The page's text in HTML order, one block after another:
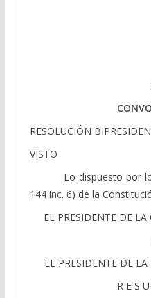
RESOLUCIÓN
VISTO
Lo dispuesto por los
144 inc. 6) de la
EL PRESIDENTE DE
EL PRESIDENTE DE
R E S